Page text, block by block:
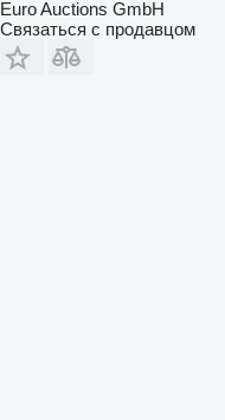
Euro Auctions GmbH
Связаться с продавцом